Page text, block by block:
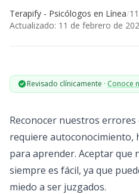
Trabaja con nosotros
Terapify - Psicólogos en Línea/
Actualizado: 11 de febrero de
Revisado clínicamente · Conoce
Reconocer nuestros errores
requiere autoconocimiento,
para aprender. Aceptar que
siempre es fácil, ya que
miedo a ser juzgados.